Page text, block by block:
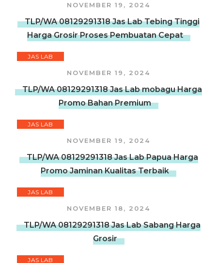
NOVEMBER 19, 2024
TLP/WA 08129291318 Jas Lab Tebing Tinggi
Harga Grosir Proses Pembuatan Cepat
JAS LAB
NOVEMBER 19, 2024
TLP/WA 08129291318 Jas Lab mobagu Harga
Promo Bahan Premium
JAS LAB
NOVEMBER 19, 2024
TLP/WA 08129291318 Jas Lab Papua Harga
Promo Jaminan Kualitas Terbaik
JAS LAB
NOVEMBER 18, 2024
TLP/WA 08129291318 Jas Lab Sabang Harga
Grosir
JAS LAB